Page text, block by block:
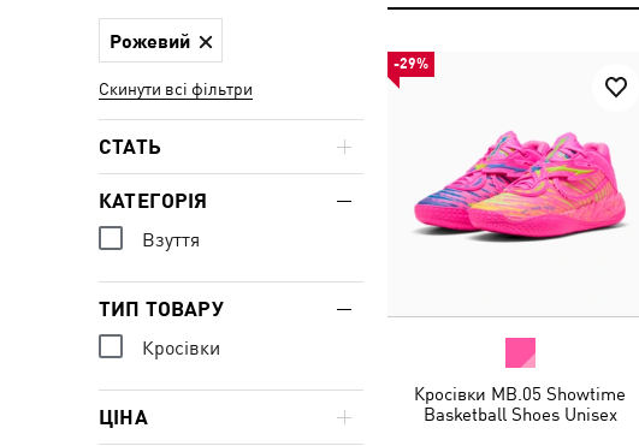
-29%
Кросівки MB.05 Showtime
Basketball Shoes Unisex
Рожевий
Скинути всі фільтри
СТАТЬ
КАТЕГОРІЯ
Взуття
ТИП ТОВАРУ
Кросівки
ЦІНА